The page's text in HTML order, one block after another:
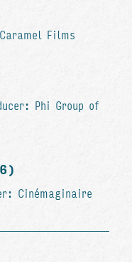
Films
Phi Group of
Cinémaginaire